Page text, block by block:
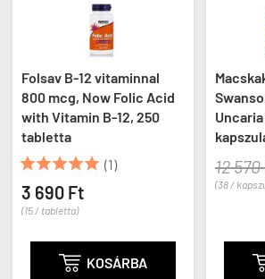
Folsav B-12 vitaminnal
800 mcg, Now Folic Acid
with Vitamin B-12, 250
tabletta
 (1)
3 690 Ft
(15 / tabletta)
 KOSÁRBA
12
(38 /